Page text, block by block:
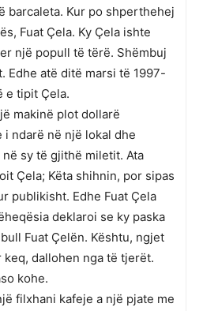
barcaleta. Kur po shperthehej
Fuat Çela. Ky Çela ishte
një popull të tërë. Shëmbuj
atë ditë marsi të 1997-
e tipit Çela.
makinë plot dollarë
ndarë në një lokal dhe
sy të gjithë miletit. Ata
Çela; Këta shihnin, por sipas
publikisht. Edhe Fuat Çela
deklaroi se ky paska
Fuat Çelën. Kështu, ngjet
dallohen nga të tjerët.
kohe.
filxhani kafeje a një pjate me